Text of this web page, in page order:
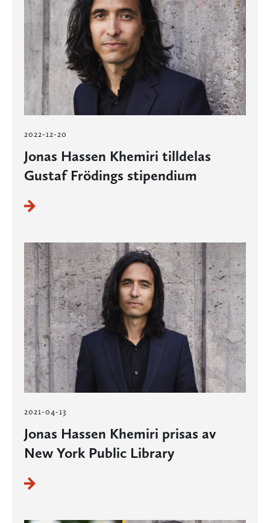
2022-12-20
Jonas Hassen Khemiri tilldelas
Gustaf Frödings stipendium
2021-04-13
Jonas Hassen Khemiri prisas av
New York Public Library